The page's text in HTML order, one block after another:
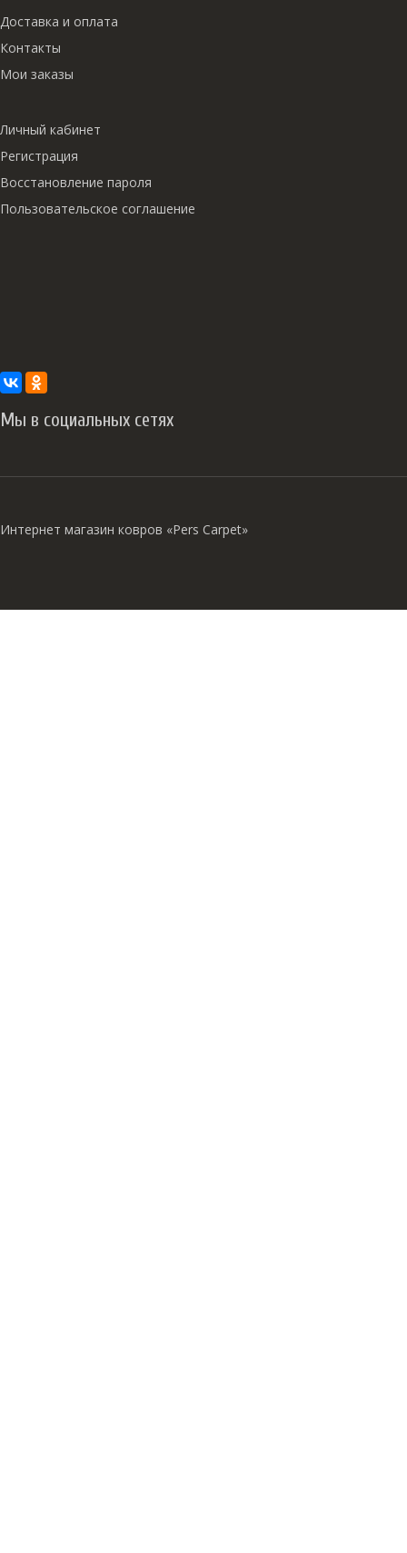
Доставка и оплата
Контакты
Мои заказы
Личный кабинет
Регистрация
Восстановление пароля
Пользовательское соглашение
Мы в социальных сетях
Интернет магазин ковров «Pers Carpet»